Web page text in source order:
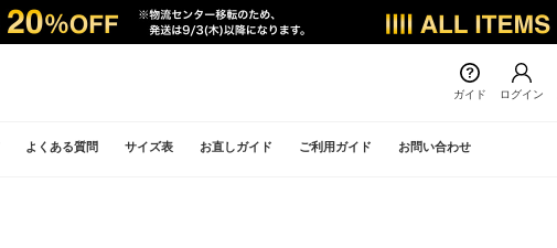
ガイド ログイン
よくある質問 サイズ表 お直しガイド ご利用ガイド お問い合わせ